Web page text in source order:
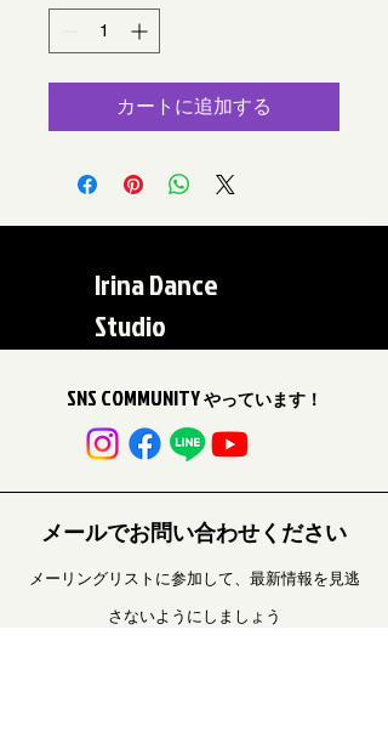
カートに追加する
Irina Dance
Studio
SNS COMMUNITYやっています！
メールでお問い合わせください
メーリングリストに参加して、最新情報を見逃
さないようにしましょう